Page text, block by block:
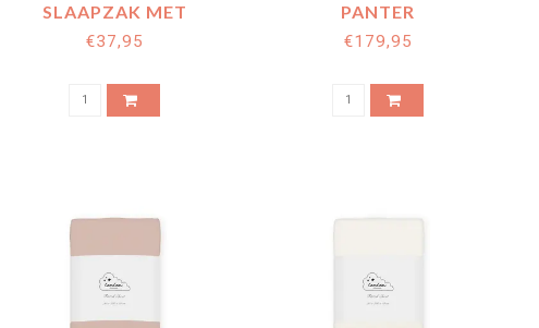
SLAAPZAK MET
AFRITSBARE MOUWEN
€37,95
PANTER
€179,95